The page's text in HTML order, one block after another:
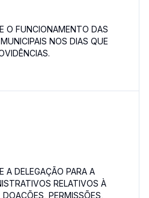
O FUNCIONAMENTO DAS
NOS DIAS QUE
A DELEGAÇÃO PARA A
RELATIVOS À
PERMISSÕES,